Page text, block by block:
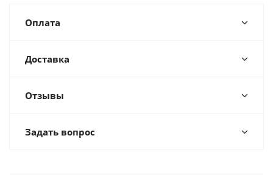
Оплата
Доставка
Отзывы
Задать вопрос